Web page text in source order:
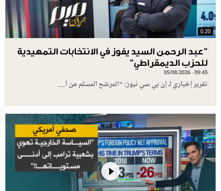
0.20
"عبد الرحمن السيد يفوز في الانتخابات التمهيدية
للحزب الديمقراطي"
05/08/2026 - 09:45
تقرير إخباري لـ إن بي سي نيوز: "المرشح المسلم من أ…